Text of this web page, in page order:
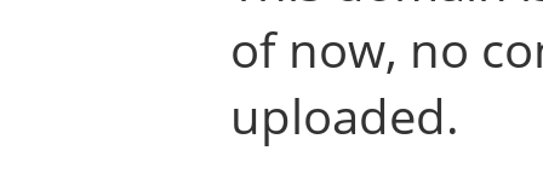
of now, no
uploaded.